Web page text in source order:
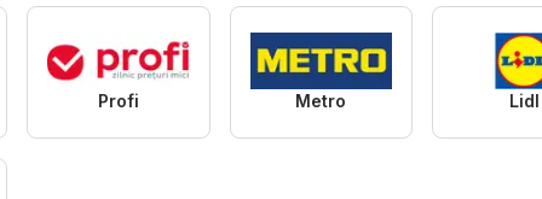
Profi Metro Lidl